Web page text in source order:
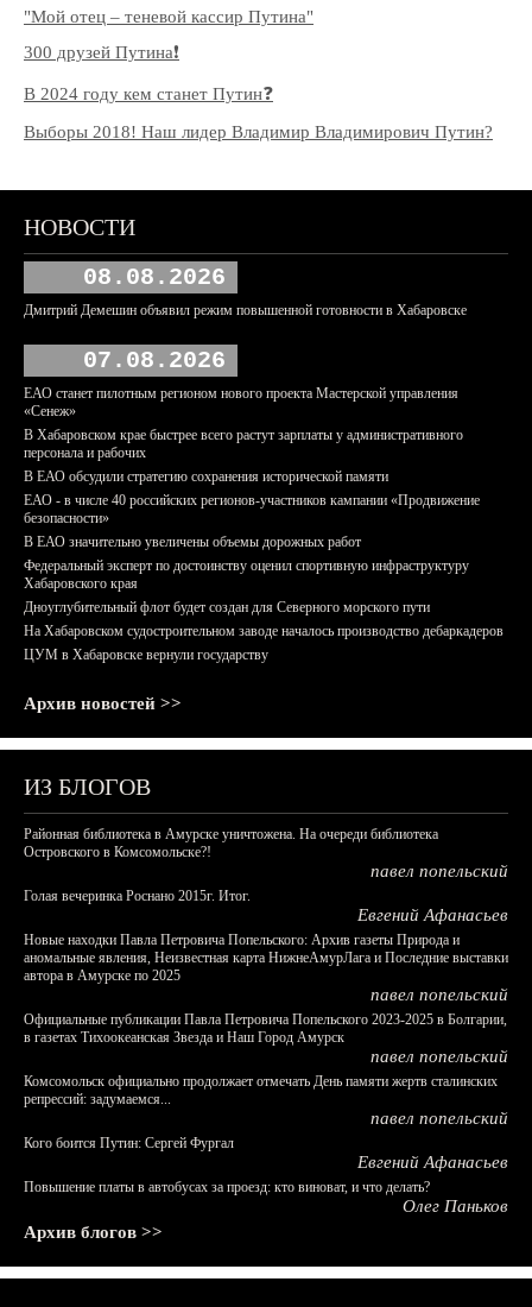
"Мой отец – теневой кассир Путина"
300 друзей Путина❗️
В 2024 году кем станет Путин❓
Выборы 2018! Наш лидер Владимир Владимирович Путин?
НОВОСТИ
08.08.2026
Дмитрий Демешин объявил режим повышенной готовности в Хабаровске
07.08.2026
ЕАО станет пилотным регионом нового проекта Мастерской управления
«Сенеж»
В Хабаровском крае быстрее всего растут зарплаты у административного
персонала и рабочих
В ЕАО обсудили стратегию сохранения исторической памяти
ЕАО - в числе 40 российских регионов-участников кампании «Продвижение
безопасности»
В ЕАО значительно увеличены объемы дорожных работ
Федеральный эксперт по достоинству оценил спортивную инфраструктуру
Хабаровского края
Дноуглубительный флот будет создан для Северного морского пути
На Хабаровском судостроительном заводе началось производство дебаркадеров
ЦУМ в Хабаровске вернули государству
Архив новостей >>
ИЗ БЛОГОВ
Районная библиотека в Амурске уничтожена. На очереди библиотека
Островского в Комсомольске?!
павел попельский
Голая вечеринка Роснано 2015г. Итог.
Евгений Афанасьев
Новые находки Павла Петровича Попельского: Архив газеты Природа и
аномальные явления, Неизвестная карта НижнеАмурЛага и Последние выставки
автора в Амурске по 2025
павел попельский
Официальные публикации Павла Петровича Попельского 2023-2025 в Болгарии,
в газетах Тихоокеанская Звезда и Наш Город Амурск
павел попельский
Комсомольск официально продолжает отмечать День памяти жертв сталинских
репрессий: задумаемся...
павел попельский
Кого боится Путин: Сергей Фургал
Евгений Афанасьев
Повышение платы в автобусах за проезд: кто виноват, и что делать?
Олег Паньков
Архив блогов >>